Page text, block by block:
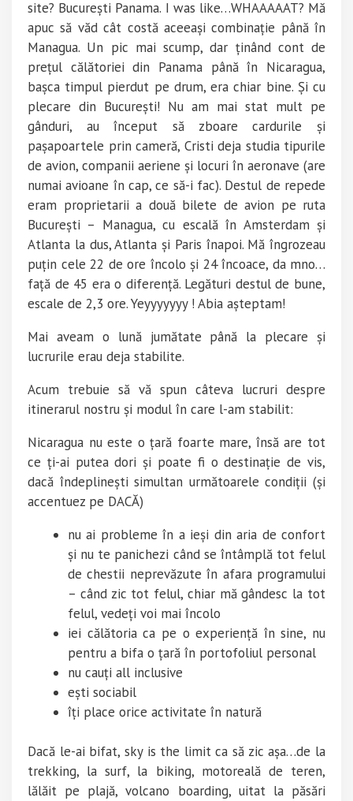
site? București Panama. I was like…WHAAAAAT? Mă
apuc să văd cât costă aceeași combinație până în
Managua. Un pic mai scump, dar ținând cont de
prețul călătoriei din Panama până în Nicaragua,
bașca timpul pierdut pe drum, era chiar bine. Și cu
plecare din București! Nu am mai stat mult pe
gânduri, au început să zboare cardurile și
pașapoartele prin cameră, Cristi deja studia tipurile
de avion, companii aeriene și locuri în aeronave (are
numai avioane în cap, ce să-i fac). Destul de repede
eram proprietarii a două bilete de avion pe ruta
București – Managua, cu escală în Amsterdam și
Atlanta la dus, Atlanta și Paris înapoi. Mă îngrozeau
puțin cele 22 de ore încolo și 24 încoace, da mno…
față de 45 era o diferență. Legături destul de bune,
escale de 2,3 ore. Yeyyyyyyy ! Abia așteptam!
Mai aveam o lună jumătate până la plecare și
lucrurile erau deja stabilite.
Acum trebuie să vă spun câteva lucruri despre
itinerarul nostru și modul în care l-am stabilit:
Nicaragua nu este o țară foarte mare, însă are tot
ce ți-ai putea dori și poate fi o destinație de vis,
dacă îndeplinești simultan următoarele condiții (și
accentuez pe DACĂ)
nu ai probleme în a ieși din aria de confort
și nu te panichezi când se întâmplă tot felul
de chestii neprevăzute în afara programului
– când zic tot felul, chiar mă gândesc la tot
felul, vedeți voi mai încolo
iei călătoria ca pe o experiență în sine, nu
pentru a bifa o țară în portofoliul personal
nu cauți all inclusive
ești sociabil
îți place orice activitate în natură
Dacă le-ai bifat, sky is the limit ca să zic așa…de la
trekking, la surf, la biking, motoreală de teren,
lălăit pe plajă, volcano boarding, uitat la păsări